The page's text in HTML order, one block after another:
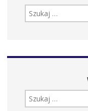
SZUKAJ:
SZUKAJ: